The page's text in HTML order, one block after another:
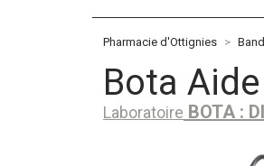
Pharmacie d'Ottignies
Bota
Laboratoire BOTA :